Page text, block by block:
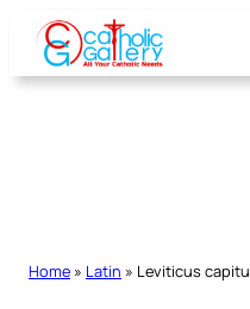
Skip
content
Home » Latin » Leviticus